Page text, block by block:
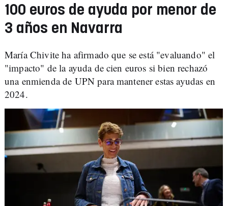
100 euros de ayuda por menor de
3 años en Navarra
María Chivite ha afirmado que se está "evaluando" el
"impacto" de la ayuda de cien euros si bien rechazó
una enmienda de UPN para mantener estas ayudas en
2024.